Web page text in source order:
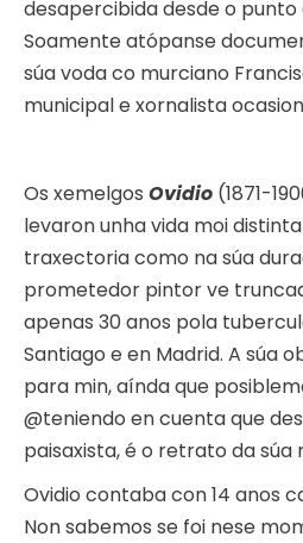
desapercibida desde o punto
Soamente atópanse
súa voda co murciano
municipal e xornalista
Os xemelgos Ovidio (1871-
levaron unha vida moi
traxectoria como na súa
prometedor pintor ve
apenas 30 anos pola
Santiago e en Madrid. A súa
para min, aínda que
@teniendo en cuenta que
paisaxista, é o retrato da súa
Ovidio contaba con 14 anos
Non sabemos se foi nese